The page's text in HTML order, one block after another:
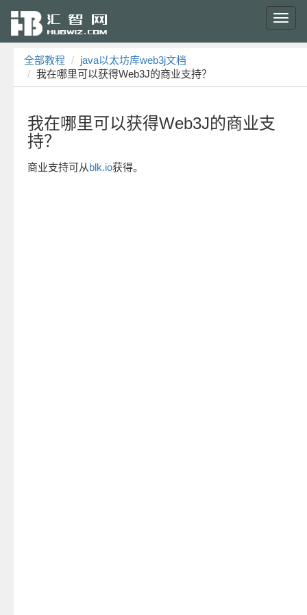
全部教程
java以太坊库web3j文档
我在哪里可以获得Web3J的商业支持？
我在哪里可以获得Web3J的商业支
持？
商业支持可从blk.io获得。